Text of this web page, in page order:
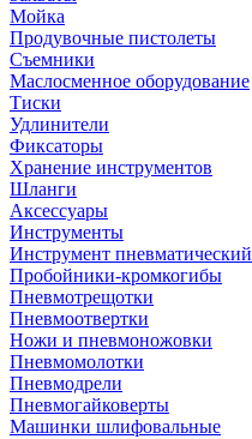
Мойка
Продувочные пистолеты
Съемники
Маслосменное оборудование
Тиски
Удлинители
Фиксаторы
Хранение инструментов
Шланги
Аксессуары
Инструменты
Инструмент пневматический
Пробойники-кромкогибы
Пневмотрещотки
Пневмоотвертки
Ножи и пневмоножовки
Пневмомолотки
Пневмодрели
Пневмогайковерты
Машинки шлифовальные